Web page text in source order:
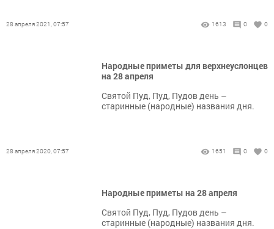
28 апреля 2021, 07:57 1613 0 0
Народные приметы для верхнеуслонцев
на 28 апреля
Святой Пуд, Пуд, Пудов день –
старинные (народные) названия дня.
28 апреля 2020, 07:57 1651 0 0
Народные приметы на 28 апреля
Святой Пуд, Пуд, Пудов день –
старинные (народные) названия дня.